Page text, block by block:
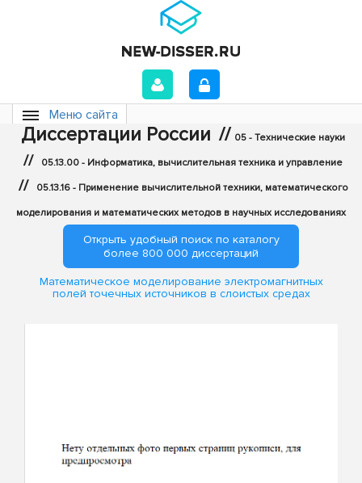
Меню сайта
Диссертации России // 05 - Технические науки
// 05.13.00 - Информатика, вычислительная техника и управление
// 05.13.16 - Применение вычислительной техники, математического
моделирования и математических методов в научных исследованиях
Открыть удобный поиск по каталогу
более 800 000 диссертаций
Математическое моделирование электромагнитных
полей точечных источников в слоистых средах